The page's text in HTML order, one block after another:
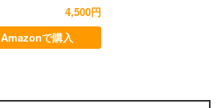
4,500円
Amazonで購入